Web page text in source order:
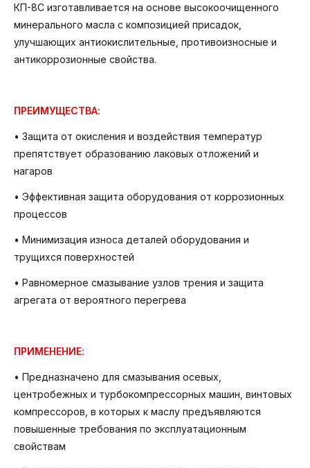
КП-8С изготавливается на основе высокоочищенного
минерального масла с композицией присадок,
улучшающих антиокислительные, противоизносные и
антикоррозионные свойства.
ПРЕИМУЩЕСТВА:
• Защита от окисления и воздействия температур
препятствует образованию лаковых отложений и
нагаров
• Эффективная защита оборудования от коррозионных
процессов
• Минимизация износа деталей оборудования и
трущихся поверхностей
• Равномерное смазывание узлов трения и защита
агрегата от вероятного перегрева
ПРИМЕНЕНИЕ:
• Предназначено для смазывания осевых,
центробежных и турбокомпрессорных машин, винтовых
компрессоров, в которых к маслу предъявляются
повышенные требования по эксплуатационным
свойствам